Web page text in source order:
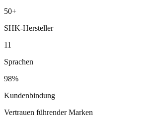
50+
SHK-Hersteller
11
Sprachen
98%
Kundenbindung
Vertrauen führender Marken